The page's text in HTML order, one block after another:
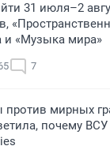
31 июля–2
«Музыка мира»
7
против мирных
почему ВСУ